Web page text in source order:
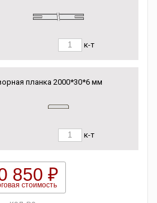
к-т
планка 2000*30*6 мм
к-т
850 ₽
стоимость